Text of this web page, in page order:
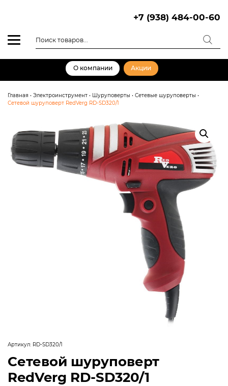
+7 (938) 484-00-60
товаров
О компании Акции
Главная • Электроинструмент • Шуруповерты • Сетевые шуруповерты •
Сетевой шуруповерт RedVerg RD-SD320/1
Артикул: RD-SD320/1
Сетевой шуруповерт
RedVerg RD-SD320/1